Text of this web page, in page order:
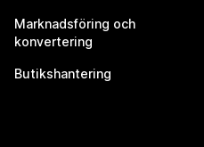
Marknadsföring och
konvertering
Butikshantering